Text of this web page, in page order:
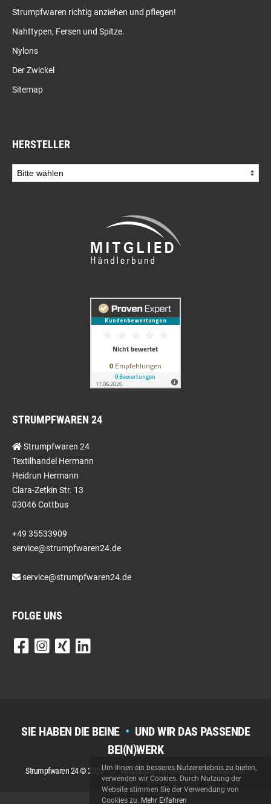
Strumpfwaren richtig anziehen und pflegen!
Nahttypen, Fersen und Spitze.
Nylons
Der Zwickel
Sitemap
HERSTELLER
STRUMPFWAREN 24
Strumpfwaren 24
Textilhandel Hermann
Heidrun Hermann
Clara-Zetkin Str. 13
03046 Cottbus
+49 35533909
service@strumpfwaren24.de
service@strumpfwaren24.de
FOLGE UNS
SIE HABEN DIE BEINE • UND WIR DAS PASSENDE
BEI(N)WERK
Strumpfwaren 24 © 2026 Responsive Template: BannerShop24.de
Um Ihnen ein besseres Nutzererlebnis zu bieten,
verwenden wir Cookies. Durch Nutzung der
Website stimmen Sie der Verwendung von
Cookies zu. Mehr Erfahren